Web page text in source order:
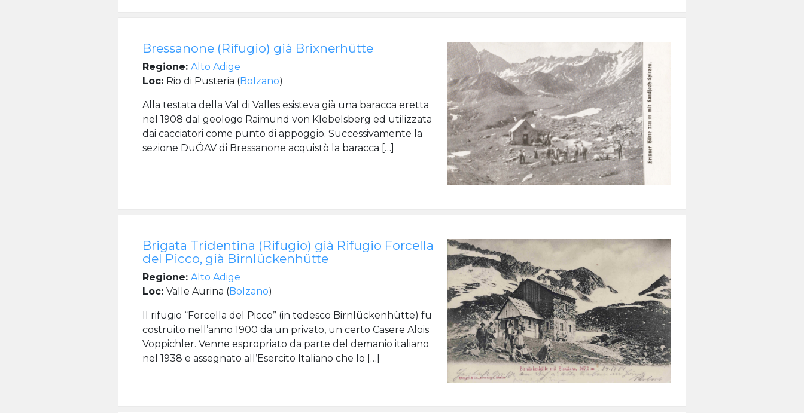
Bressanone (Rifugio) già Brixnerhütte
Regione: Alto Adige
Loc: Rio di Pusteria (Bolzano)
Alla testata della Val di Valles esisteva già una baracca eretta
nel 1908 dal geologo Raimund von Klebelsberg ed utilizzata
dai cacciatori come punto di appoggio. Successivamente la
sezione DuÖAV di Bressanone acquistò la baracca […]
Brigata Tridentina (Rifugio) già Rifugio Forcella
del Picco, già Birnlückenhütte
Regione: Alto Adige
Loc: Valle Aurina (Bolzano)
Il rifugio “Forcella del Picco” (in tedesco Birnlückenhütte) fu
costruito nell’anno 1900 da un privato, un certo Casere Alois
Voppichler. Venne espropriato da parte del demanio italiano
nel 1938 e assegnato all’Esercito Italiano che lo […]